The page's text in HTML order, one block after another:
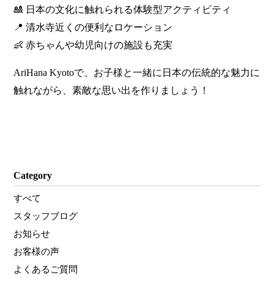
🎎 日本の文化に触れられる体験型アクティビティ
📍 清水寺近くの便利なロケーション
👶 赤ちゃんや幼児向けの施設も充実
AriHana Kyotoで、お子様と一緒に日本の伝統的な魅力に
触れながら、素敵な思い出を作りましょう！
Category
すべて
スタッフブログ
お知らせ
お客様の声
よくあるご質問